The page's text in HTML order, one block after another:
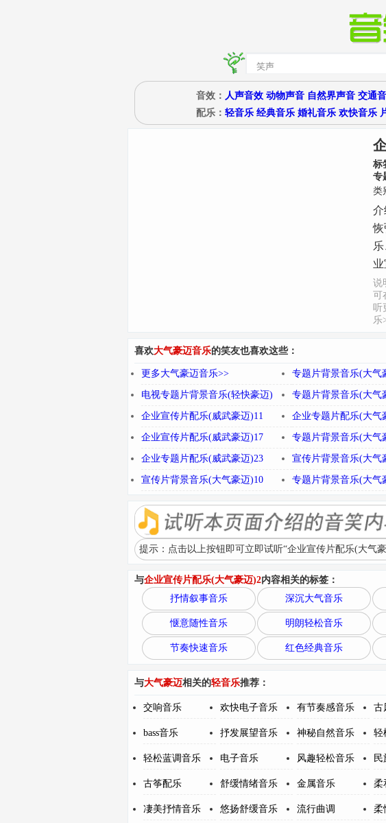
音效： 人声音效 动物声音 自然界声音 交通
配乐： 轻音乐 经典音乐 婚礼音乐 欢快音乐
标
专
类
介
恢
说
可
听
乐
喜欢大气豪迈音乐的笑友也喜欢这些：
更多大气豪迈音乐>> 专题片背景音乐(大气
电视专题片背景音乐(轻快豪迈) 专题片背景音乐(大气
企业宣传片配乐(威武豪迈)11 企业专题片配乐(大气
企业宣传片配乐(威武豪迈)17 专题片背景音乐(大气
企业专题片配乐(威武豪迈)23 宣传片背景音乐(大气
宣传片背景音乐(大气豪迈)10 专题片背景音乐(大气
提示：点击以上按钮即可立即试听“企业宣传片配乐(大气
与企业宣传片配乐(大气豪迈)2内容相关的标签：
抒情叙事音乐
深沉大气音乐
惬意随性音乐 明朗轻松音乐
节奏快速音乐 红色经典音乐
与大气豪迈相关的轻音乐推荐：
交响音乐 欢快电子音乐 有节奏感音乐 古
bass音乐 抒发展望音乐 神秘自然音乐 轻
轻松蓝调音乐 电子音乐 风趣轻松音乐 民
古筝配乐 舒缓情绪音乐 金属音乐 柔
凄美抒情音乐 悠扬舒缓音乐 流行曲调 柔